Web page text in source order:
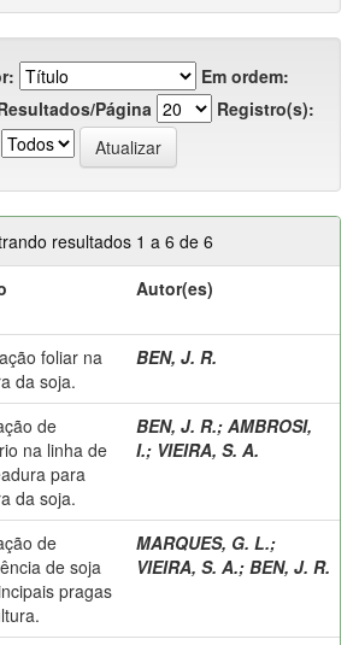
Em ordem:
Página
Registro(s):
resultados 1 a 6 de 6
Autor(es)
foliar na
da soja.
BEN, J. R.
de
na linha de
para
da soja.
BEN, J. R.; AMBROSI,
I.; VIEIRA, S. A.
de
de soja
pragas
MARQUES, G. L.;
VIEIRA, S. A.; BEN, J. R.